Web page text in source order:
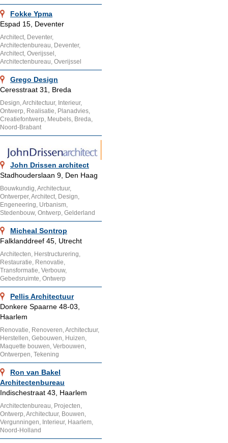
Fokke Ypma
Espad 15, Deventer
Architect, Deventer,
Architectenbureau, Deventer,
Architect, Overijssel,
Architectenbureau, Overijssel
Grego Design
Ceresstraat 31, Breda
Design, Architectuur, Interieur,
Ontwerp, Realisatie, Planadvies,
Creatiefontwerp, Meubels, Breda,
Noord-Brabant
John Drissen architect
Stadhouderslaan 9, Den Haag
Bouwkundig, Architectuur,
Ontwerper, Architect, Design,
Engeneering, Urbanism,
Stedenbouw, Ontwerp, Gelderland
Micheal Sontrop
Falklanddreef 45, Utrecht
Architecten, Herstructurering,
Restauratie, Renovatie,
Transformatie, Verbouw,
Gebedsruimte, Ontwerp
Pellis Architectuur
Donkere Spaarne 48-03,
Haarlem
Renovatie, Renoveren, Architectuur,
Herstellen, Gebouwen, Huizen,
Maquette bouwen, Verbouwen,
Ontwerpen, Tekening
Ron van Bakel
Architectenbureau
Indischestraat 43, Haarlem
Architectenbureau, Projecten,
Ontwerp, Architectuur, Bouwen,
Vergunningen, Interieur, Haarlem,
Noord-Holland